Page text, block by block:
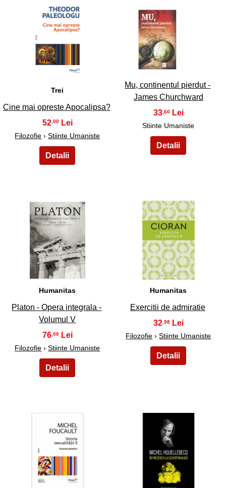
43
Trei
Cine mai opreste Apocalipsa?
52,00
Filozofie ›Stiinte Umaniste
44
Mu, continentul pierdut -
James Churchward
33 ,60
Stiinte Umaniste
45
Humanitas
Platon - Opera integrala -
Volumul V
76,00
Filozofie ›Stiinte Umaniste
46
Humanitas
Exercitii de admiratie
32 ,98
Filozofie ›Stiinte Umaniste
47 48